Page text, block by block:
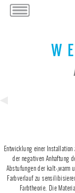
Entwicklung einer
der negativen Anhaftung
Abstufungen der kalt-,warm
Farbverlauf zu
Farbtheorie. Die